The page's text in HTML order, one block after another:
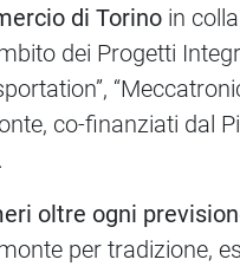
di Torino in
dei Progetti
co-finanziati dal
oltre ogni
per tradizione,